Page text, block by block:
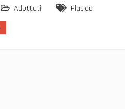
Adottati Placido